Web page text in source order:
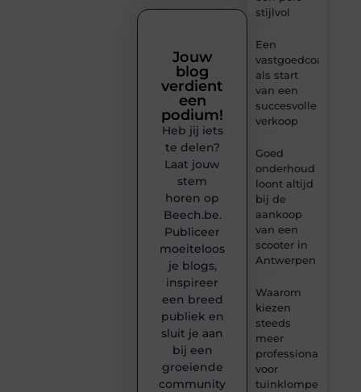
stijlvol
Een
vastgoedcoach
als start
van een
succesvolle
verkoop
Goed
onderhoud
loont altijd
bij de
aankoop
van een
scooter in
Antwerpen
Waarom
kiezen
steeds
meer
professionals
voor
tuinklompen?
Jouw
blog
verdient
een
podium!
Heb jij iets
te delen?
Laat jouw
stem
horen op
Beech.be.
Publiceer
moeiteloos
je blogs,
inspireer
een breed
publiek en
sluit je aan
bij een
groeiende
community